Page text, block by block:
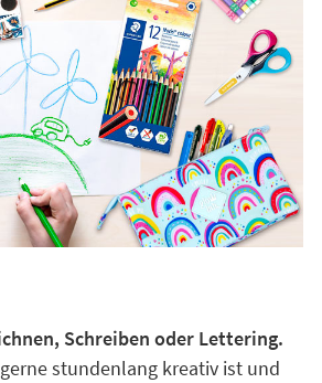
Schreiben oder Lettering.
stundenlang kreativ ist und